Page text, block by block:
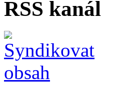
RSS kanál